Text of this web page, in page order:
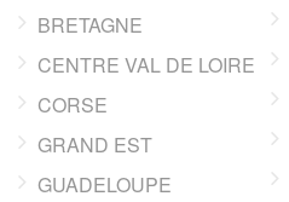
BRETAGNE
CENTRE VAL DE LOIRE
CORSE
GRAND EST
GUADELOUPE